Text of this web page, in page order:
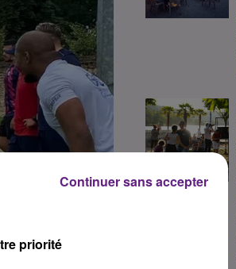
priorité
Continuer sans accepter